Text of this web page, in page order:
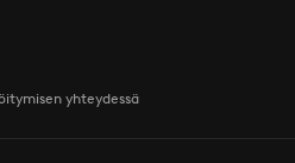
yhteydessä